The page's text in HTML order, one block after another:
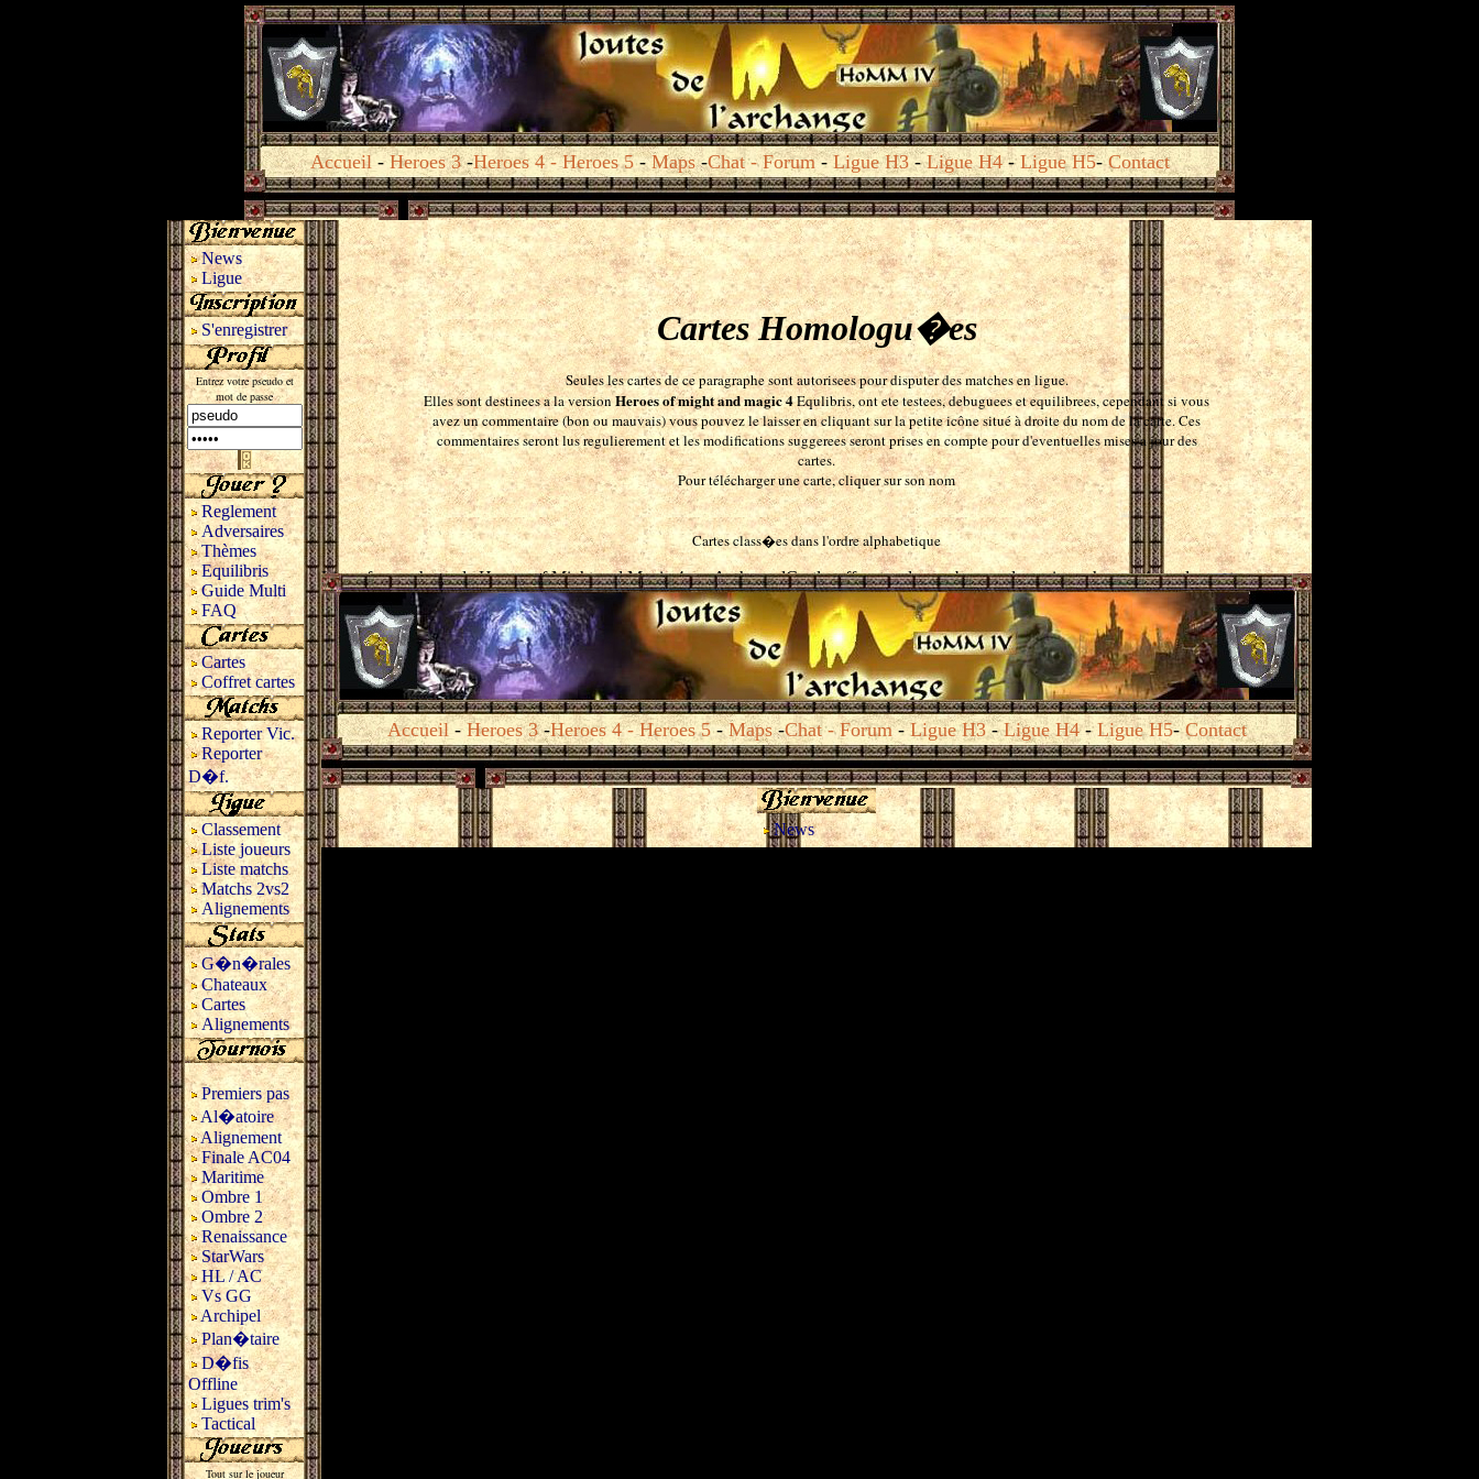
Accueil-Heroes 3-Heroes 4-Heroes 5-Maps-Chat- Forum-Ligue H3- Ligue H4-Ligue H5-Contact
News
Ligue
S'enregistrer
Entrez votre pseudo et
mot de passe
Reglement
Adversaires
Thèmes
Equilibris
Guide Multi
FAQ
Cartes
Coffret cartes
Reporter Vic.
Reporter
D�f.
Classement
Liste joueurs
Liste matchs
Matchs 2vs2
Alignements
G�n�rales
Chateaux
Cartes
Alignements
Premiers pas
Al�atoire
Alignement
Finale AC04
Maritime
Ombre 1
Ombre 2
Renaissance
StarWars
HL / AC
Vs GG
Archipel
Plan�taire
D�fis
Offline
Ligues trim's
Tactical
Tout sur le joueur
Cartes Homologu�es
Seules les cartes de ce paragraphe sont autorisees pour disputer des matches en ligue.
Elles sont destinees a la versionHeroes of might and magic 4Equlibris, ont ete testees, debuguees et equilibrees, cependant si vous
avez un commentaire (bon ou mauvais) vous pouvez le laisser en cliquant sur la petite icône situé à droite du nom de la carte. Ces
commentaires seront lus regulierement et les modifications suggerees seront prises en compte pour d'eventuelles mises a jour des
cartes.
Pour télécharger une carte, cliquer sur son nom
Cartes class�es dans l'ordre alphabetique
Accueil-Heroes 3-Heroes 4-Heroes 5-Maps-Chat- Forum-Ligue H3- Ligue H4-Ligue H5-Contact
News